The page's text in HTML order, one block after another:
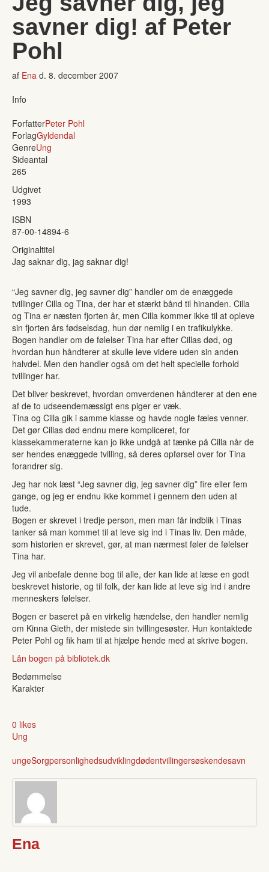
savner dig! af Peter
Pohl
af Ena d. 8. december 2007
Info
ForfatterPeter Pohl
ForlagGyldendal
GenreUng
Sideantal
265
Udgivet
1993
ISBN
87-00-14894-6
Originaltitel
Jag saknar dig, jag saknar dig!
“Jeg savner dig, jeg savner dig” handler om de enæggede
tvillinger Cilla og Tina, der har et stærkt bånd til hinanden. Cilla
og Tina er næsten fjorten år, men Cilla kommer ikke til at opleve
sin fjorten års fødselsdag, hun dør nemlig i en trafikulykke.
Bogen handler om de følelser Tina har efter Cillas død, og
hvordan hun håndterer at skulle leve videre uden sin anden
halvdel. Men den handler også om det helt specielle forhold
tvillinger har.
Det bliver beskrevet, hvordan omverdenen håndterer at den ene
af de to udseendemæssigt ens piger er væk.
Tina og Cilla gik i samme klasse og havde nogle fæles venner.
Det gør Cillas død endnu mere kompliceret, for
klassekammeraterne kan jo ikke undgå at tænke på Cilla når de
ser hendes enæggede tvilling, så deres opførsel over for Tina
forandrer sig.
Jeg har nok læst “Jeg savner dig, jeg savner dig” fire eller fem
gange, og jeg er endnu ikke kommet i gennem den uden at
tude.
Bogen er skrevet i tredje person, men man får indblik i Tinas
tanker så man kommet til at leve sig ind i Tinas liv. Den måde,
som historien er skrevet, gør, at man nærmest føler de følelser
Tina har.
Jeg vil anbefale denne bog til alle, der kan lide at læse en godt
beskrevet historie, og til folk, der kan lide at leve sig ind i andre
menneskers følelser.
Bogen er baseret på en virkelig hændelse, den handler nemlig
om Kinna Gieth, der mistede sin tvillingesøster. Hun kontaktede
Peter Pohl og fik ham til at hjælpe hende med at skrive bogen.
Lån bogen på bibliotek.dk
Bedømmelse
Karakter
0 likes
Ung
ungeSorgpersonlighedsudviklingdødentvillingersøskendesavn
Ena